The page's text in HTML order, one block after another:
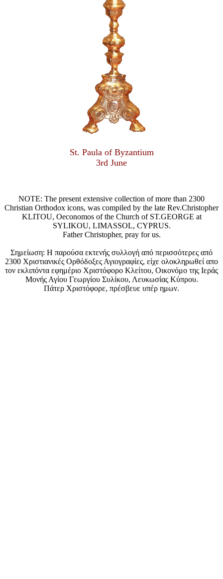
St. Paula of Byzantium
3rd June
NOTE: The present extensive collection of more than 2300
Christian Orthodox icons, was compiled by the late Rev.Christopher
KLITOU, Oeconomos of the Church of ST.GEORGE at
SYLIKOU, LIMASSOL, CYPRUS.
Father Christopher, pray for us.
Σημείωση: Η παρούσα εκτενής συλλογή από περισσότερες από
2300 Χριστιανικές Ορθόδοξες Αγιογραφίες, είχε ολοκληρωθεί απο
τον εκλιπόντα εφημέριο Χριστόφορο Κλείτου, Οικονόμο της Ιεράς
Μονής Αγίου Γεωργίου Συλίκου, Λευκωσίας Κύπρου.
Πάτερ Χριστόφορε, πρέσβευε υπέρ ημων.